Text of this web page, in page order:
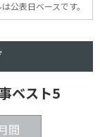
公表日ベースです。
ベスト5
間